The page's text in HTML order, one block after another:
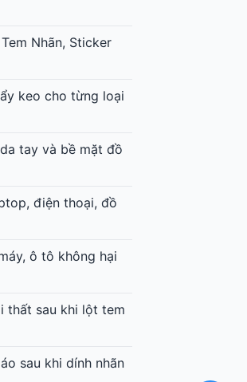
Nhãn, Sticker
keo cho từng loại
tay và bề mặt đồ
điện thoại, đồ
ô tô không hại
thất sau khi lột tem
sau khi dính nhãn